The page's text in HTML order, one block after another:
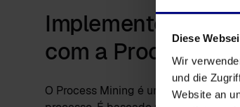
Diese
Wir
und die
Website an
Implemente a
com a Process
O Process Mining é um método de